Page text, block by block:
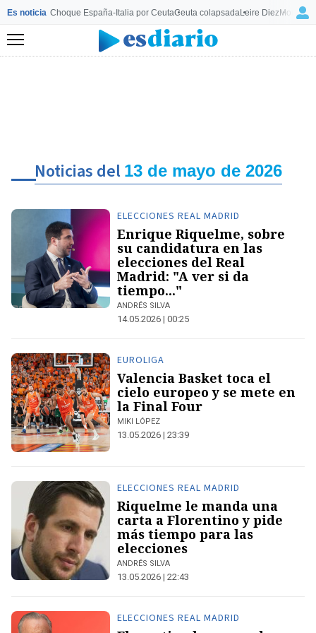
Es noticia Choque España-Italia por CeutaCeuta colapsadaLeire Diez
Menú
Noticias del 13 de mayo de 2026
ELECCIONES REAL MADRID
Enrique Riquelme, sobre
su candidatura en las
elecciones del Real
Madrid: "A ver si da
tiempo..."
ANDRÉS SILVA
14.05.2026 | 00:25
EUROLIGA
Valencia Basket toca el
cielo europeo y se mete en
la Final Four
MIKI LÓPEZ
13.05.2026 | 23:39
ELECCIONES REAL MADRID
Riquelme le manda una
carta a Florentino y pide
más tiempo para las
elecciones
ANDRÉS SILVA
13.05.2026 | 22:43
ELECCIONES REAL MADRID